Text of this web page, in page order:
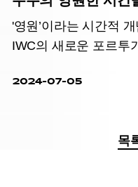
'영원’이라는 시간적
IWC의 새로운 포르투
2024-07-05
목